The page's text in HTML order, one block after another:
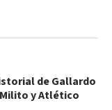
de Gallardo
y Atlético